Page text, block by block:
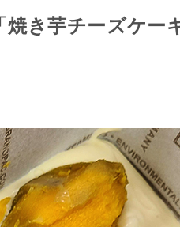
き芋チーズケー